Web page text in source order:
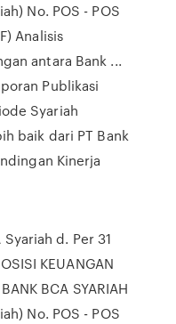
No. POS - POS
Analisis
antara Bank ...
Publikasi
Syariah
baik dari PT Bank
Kinerja
Syariah d. Per 31
KEUANGAN
BCA SYARIAH
No. POS - POS